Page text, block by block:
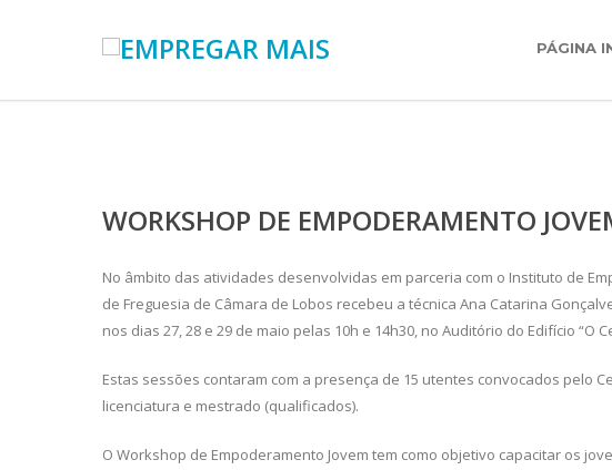
PÁGINA
WORKSHOP DE EMPODERAMENTO
No âmbito das atividades desenvolvidas em parceria com o Instituto de
de Freguesia de Câmara de Lobos recebeu a técnica Ana Catarina
nos dias 27, 28 e 29 de maio pelas 10h e 14h30, no Auditório do Edifício “O
Estas sessões contaram com a presença de 15 utentes convocados pelo
licenciatura e mestrado (qualificados).
O Workshop de Empoderamento Jovem tem como objetivo capacitar os